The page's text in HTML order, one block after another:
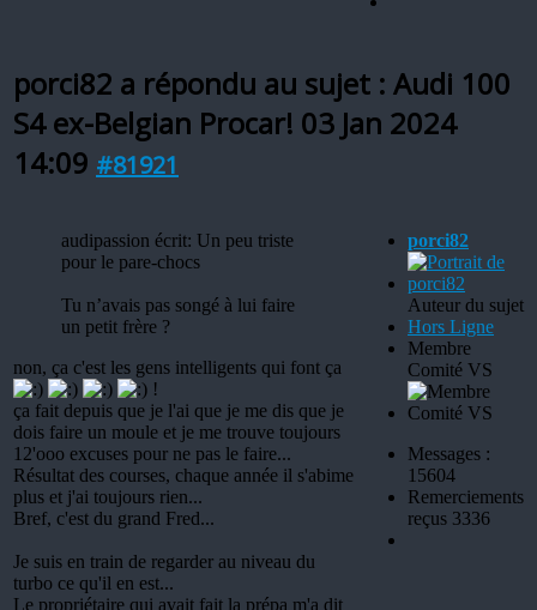
porci82 a répondu au sujet : Audi 100
S4 ex-Belgian Procar! 03 Jan 2024
14:09 #81921
audipassion écrit: Un peu triste
pour le pare-chocs
Tu n’avais pas songé à lui faire
un petit frère ?
non, ça c'est les gens intelligents qui font ça
!
ça fait depuis que je l'ai que je me dis que je
dois faire un moule et je me trouve toujours
12'ooo excuses pour ne pas le faire...
Résultat des courses, chaque année il s'abime
plus et j'ai toujours rien...
Bref, c'est du grand Fred...
Je suis en train de regarder au niveau du
turbo ce qu'il en est...
Le propriétaire qui avait fait la prépa m'a dit
porci82
Auteur du sujet
Hors Ligne
Membre
Comité VS
Messages :
15604
Remerciements
reçus 3336